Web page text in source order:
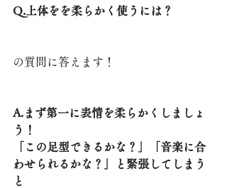
Q.上体をを柔らかく使うには？
の質問に答えます！
A.まず第一に表情を柔らかくしましょ
う！
「この足型できるかな？」「音楽に合
わせられるかな？」と緊張してしまう
と